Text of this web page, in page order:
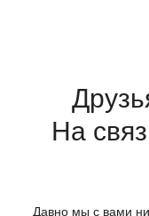
На
Давно мы с вами